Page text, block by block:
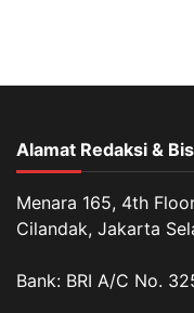
Alamat Redaksi &
Menara 165, 4th
Cilandak, Jakarta
Bank: BRI A/C No.